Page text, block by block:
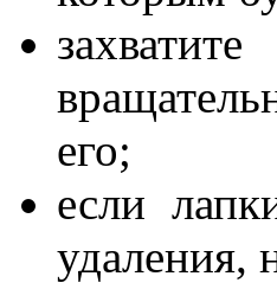
его;
если
удаления,